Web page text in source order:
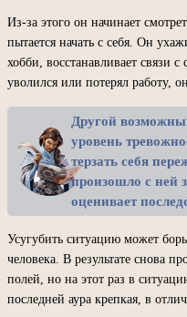
Из-за этого он начинает
пытается начать с себя. Он
хобби, восстанавливает связи
уволился или потерял работу,
Другой
уровень
терзать себя
произошло с ней
оценивает
Усугубить ситуацию может
человека. В результате снова
полей, но на этот раз в
последней аура крепкая, в